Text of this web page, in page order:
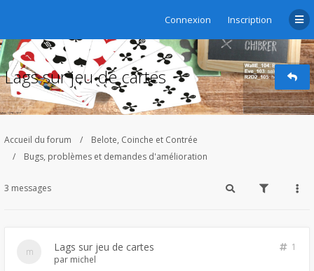
Connexion Inscription
Lags sur jeu de cartes
Accueil du forum
Belote, Coinche et Contrée
Bugs, problèmes et demandes d'amélioration
3 messages
Lags sur jeu de cartes
1
par michel